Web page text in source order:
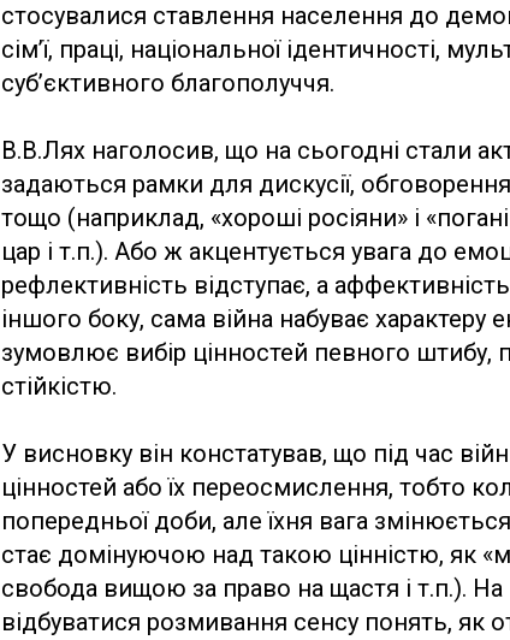
стосувалися ставлення населення до
сім’ї, праці, національної ідентичності,
суб’єктивного благополуччя.
В.В.Лях наголосив, що на сьогодні стали
задаються рамки для дискусії,
тощо (наприклад, «хороші росіяни» і
цар і т.п.). Або ж акцентується увага до
рефлективність відступає, а
іншого боку, сама війна набуває
зумовлює вибір цінностей певного штибу,
стійкістю.
У висновку він констатував, що під час
цінностей або їх переосмислення, тобто
попередньої доби, але їхня вага
стає домінуючою над такою цінністю, як
свобода вищою за право на щастя і т.п.).
відбуватися розмивання сенсу понять, як